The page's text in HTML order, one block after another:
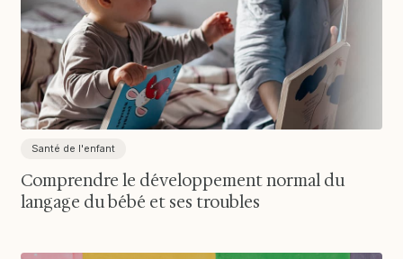
Santé de l'enfant
Comprendre le développement normal du
langage du bébé et ses troubles